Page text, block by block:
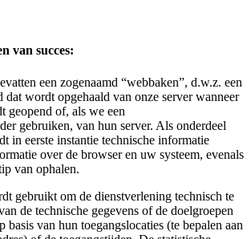
van succes:
een zogenaamd “webbaken”, d.w.z. een
dat wordt opgehaald van onze server wanneer
geopend of, als we een
gebruiken, van hun server. Als onderdeel
in eerste instantie technische informatie
over de browser en uw systeem, evenals
van ophalen.
gebruikt om de dienstverlening technisch te
de technische gegevens of de doelgroepen
basis van hun toegangslocaties (te bepalen aan